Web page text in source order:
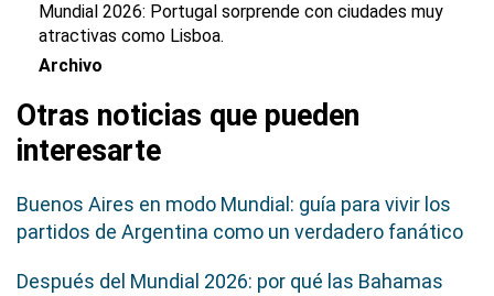
Mundial 2026: Portugal sorprende con ciudades muy
atractivas como Lisboa.
Archivo
Otras noticias que pueden
interesarte
Buenos Aires en modo Mundial: guía para vivir los
partidos de Argentina como un verdadero fanático
Después del Mundial 2026: por qué las Bahamas